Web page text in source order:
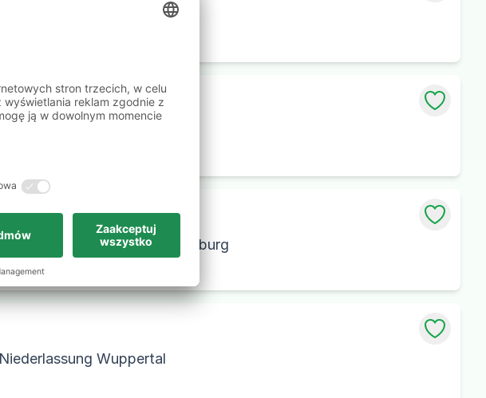
Duisburg
Duisburg
Co. KG, Niederlassung Duisburg
Wuppertal